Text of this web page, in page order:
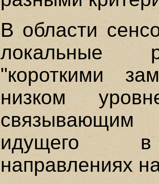
В области
локальные
"короткими
низком
связывающим
идущего в
направлениях